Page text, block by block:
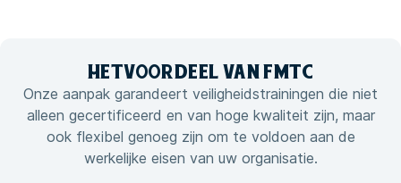
HETVOORDEEL VAN
FMTC
Onze aanpak garandeert veiligheidstrainingen die niet
alleen gecertificeerd en van hoge kwaliteit zijn, maar
ook flexibel genoeg zijn om te voldoen aan de
werkelijke eisen van uw organisatie.